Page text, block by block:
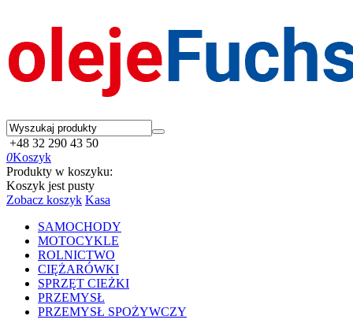
+48 32 290 43 50
0Koszyk
Produkty w koszyku:
Koszyk jest pusty
Zobacz koszyk Kasa
SAMOCHODY
MOTOCYKLE
ROLNICTWO
CIĘŻARÓWKI
SPRZĘT CIEŻKI
PRZEMYSŁ
PRZEMYSŁ SPOŻYWCZY